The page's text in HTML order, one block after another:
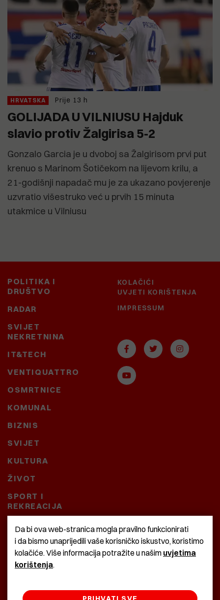
HRVATSKA Prije 13 h
GOLIJADA U VILNIUSU Hajduk
slavio protiv Žalgirisa 5-2
Gonzalo Garcia je u dvoboj sa Žalgirisom prvi put
krenuo s Marinom Šotičekom na lijevom krilu, a
21-godišnji napadač mu je za ukazano povjerenje
uzvratio višestruko već u prvih 15 minuta
utakmice u Vilniusu
POLITIKA I
DRUŠTVO
RADAR
SVIJET
NEKRETNINA
IT&TECH
VENTIQUATTRO
OSMRTNICE
KOMUNAL
BIZNIS
SVIJET
KULTURA
ŽIVOT
SPORT I
REKREACIJA
CRNA KRONIKA
BAŠTARDINI I PRAVI
KRASNA ZEMLJA
KOLAČIĆI
UVJETI KORIŠTENJA
IMPRESSUM
Da bi ova web-stranica mogla pravilno funkcionirati
i da bismo unaprijedili vaše korisničko iskustvo, koristimo
kolačiće. Više informacija potražite u našim uvjetima
korištenja.